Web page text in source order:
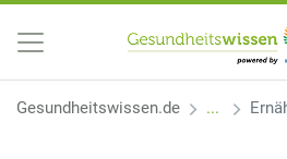
Gesundheitswissen.de